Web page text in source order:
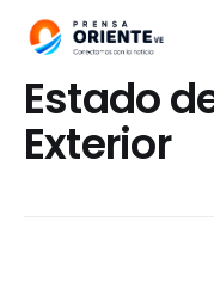
Estado
Exterior